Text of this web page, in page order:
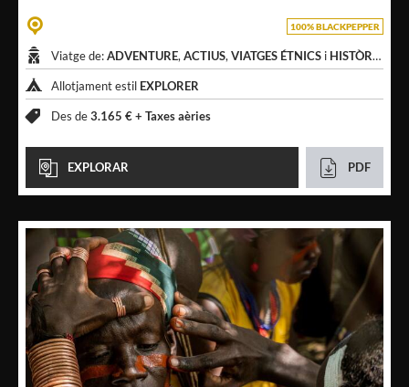
100% BLACKPEPPER
Viatge de:ADVENTURE, ACTIUS, VIATGES ÉTNICS i HISTÒRICS
Allotjament estil EXPLORER
Des de3.165 € + Taxes aèries
EXPLORAR PDF